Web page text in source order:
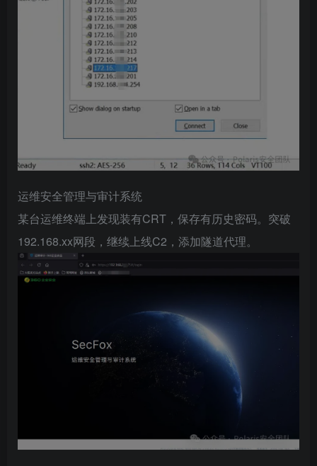
运维安全管理与审计系统
某台运维终端上发现装有CRT，保存有历史密码。突破
192.168.xx网段，继续上线C2，添加隧道代理。